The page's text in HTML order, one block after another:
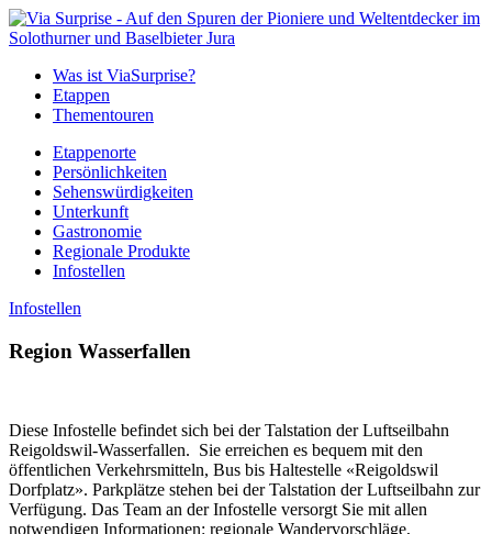
Was ist ViaSurprise?
Etappen
Thementouren
Etappenorte
Persönlichkeiten
Sehenswürdigkeiten
Unterkunft
Gastronomie
Regionale Produkte
Infostellen
Infostellen
Region Wasserfallen
Diese Infostelle befindet sich bei der Talstation der Luftseilbahn
Reigoldswil-Wasserfallen. Sie erreichen es bequem mit den
öffentlichen Verkehrsmitteln, Bus bis Haltestelle «Reigoldswil
Dorfplatz». Parkplätze stehen bei der Talstation der Luftseilbahn zur
Verfügung. Das Team an der Infostelle versorgt Sie mit allen
notwendigen Informationen: regionale Wandervorschläge,